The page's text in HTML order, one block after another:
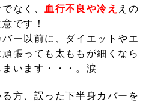
なく、
血行不良や冷え えの
です！
ー以前に、ダイエットやエ
張っても太ももが細くなら
います・・・。涙
方、誤った下半身カバーを